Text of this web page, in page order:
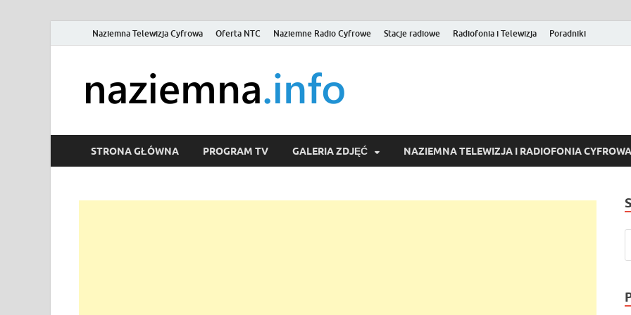
Naziemna Telewizja Cyfrowa Oferta NTC Naziemne Radio Cyfrowe Stacje radiowe Radiofonia i Telewizja Poradniki
Wideo online, VOD
STRONA GŁÓWNA PROGRAM TV GALERIA ZDJĘĆ NAZIEMNA TELEWIZJA I RADIOFONIA CYFROWA